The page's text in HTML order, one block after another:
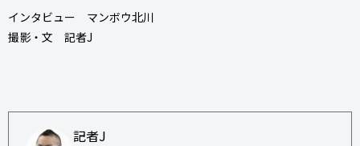
インタビュー マンボウ北川
撮影・文 記者J
記者J